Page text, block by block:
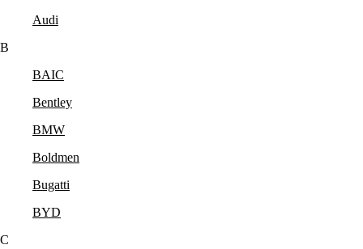
Audi
B
BAIC
Bentley
BMW
Boldmen
Bugatti
BYD
C